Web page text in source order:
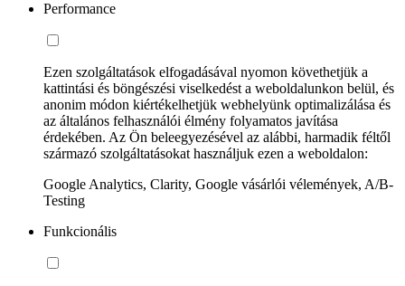
Performance
Ezen szolgáltatások elfogadásával nyomon követhetjük a
kattintási és böngészési viselkedést a weboldalunkon belül, és
anonim módon kiértékelhetjük webhelyünk optimalizálása és
az általános felhasználói élmény folyamatos javítása
érdekében. Az Ön beleegyezésével az alábbi, harmadik féltől
származó szolgáltatásokat használjuk ezen a weboldalon:
Google Analytics, Clarity, Google vásárlói vélemények, A/B-
Testing
Funkcionális